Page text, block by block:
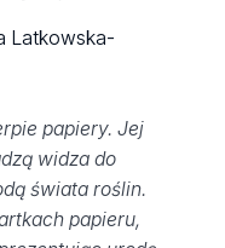
Latkowska-
papiery. Jej
widza do
świata roślin.
papieru,